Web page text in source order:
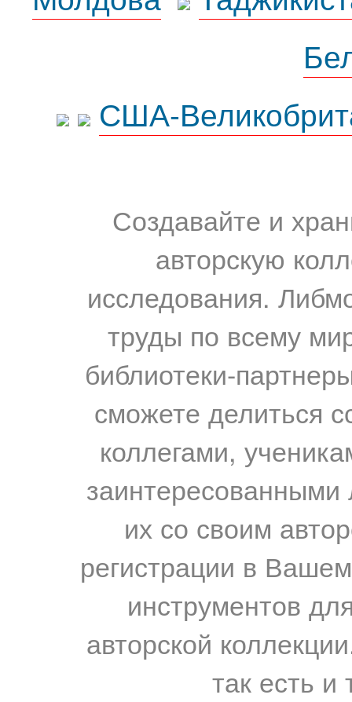
США-
Создавайте и
авторскую
исследования.
труды по всему
библиотеки-
сможете делиться
коллегами,
их со своим
регистрации в
инструментов
авторской
так есть и